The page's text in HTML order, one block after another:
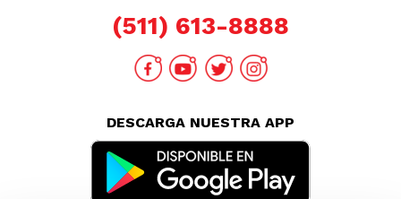
(511) 613-8888
DESCARGA NUESTRA APP